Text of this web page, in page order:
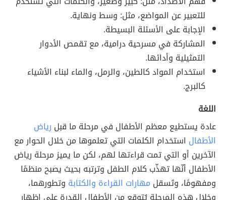
للتعبير عن المواضع، مثل: وسط ونهاية.
الإجابة على الأسئلة البسيطة.
المشاركة في مسرحية درامية، مع تقمص الأدوار
التمثيلية وأدائها.
استخدام المواد كالطين، والرمل، والماء لبناء الأشياء
كالبرج.
اللغة
عادة يستطيع معظم الأطفال في مرحلة ما قبل رياض
الأطفال استخدام الكلمات التي تعلموها من خلال الحوار مع
الآخرين أو التي تمت قراءتها لهم، لكن ما يميز مرحلة رياض
الأطفال أنّها تهذّب كلام الطفل وترتبه بحيث يصبح منظمًا
ومفهومًا، وتَسقل مهارات القراءة والكتابة وتطورهما،